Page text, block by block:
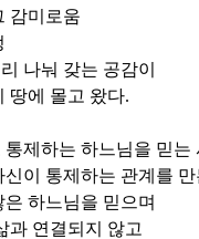
감미로움
나눠 갖는 공감이
땅에 몰고 왔다.
통제하는 하느님을 믿는
신이 통제하는 관계를
하느님을 믿으며
과 연결되지 않고